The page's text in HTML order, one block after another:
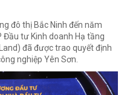
đô thị Bắc Ninh đến năm
Đầu tư Kinh doanh Hạ tầng
đã được trao quyết định
nghiệp Yên Sơn.